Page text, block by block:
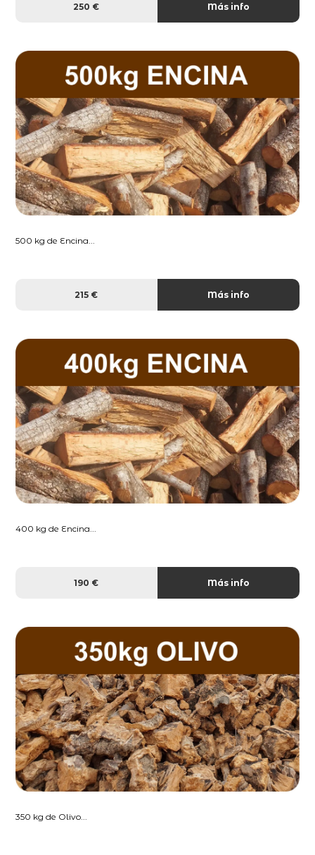
250 € Más info
500 kg de Encina...
215 € Más info
400 kg de Encina...
190 € Más info
350 kg de Olivo...